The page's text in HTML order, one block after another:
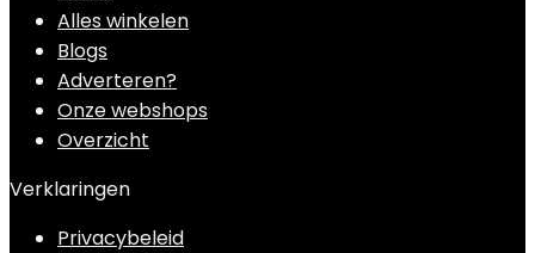
Alles winkelen
Blogs
Adverteren?
Onze webshops
Overzicht
Verklaringen
Privacybeleid